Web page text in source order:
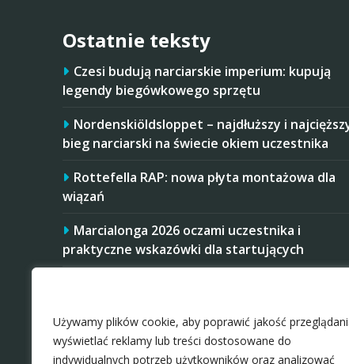
Używamy plików cookie, aby poprawić jakość
wyświetlać reklamy lub treści dostosowane do
indywidualnych potrzeb użytkowników oraz analizować
Ostatnie teksty
Czesi budują narciarskie imperium: kupują
legendy biegówkowego sprzętu
Nordenskiöldsloppet – najdłuższy i
bieg narciarski na świecie okiem uczestnika
Rottefella RAP: nowa płyta montażowa dla
wiązań
Marcialonga 2026 oczami uczestnika i
praktyczne wskazówki dla startujących
rywale